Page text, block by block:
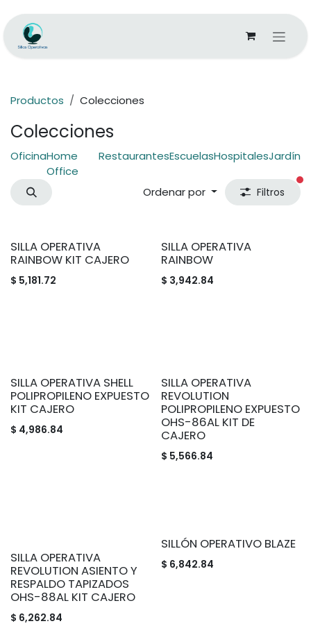
Productos Colecciones
Colecciones
OficinaHome
Office
RestaurantesEscuelasHospitalesJardín
Ordenar por Filtros
SILLA OPERATIVA
RAINBOW KIT CAJERO
$ 5,181.72
SILLA OPERATIVA
RAINBOW
$ 3,942.84
SILLA OPERATIVA SHELL
POLIPROPILENO EXPUESTO
KIT CAJERO
$ 4,986.84
SILLA OPERATIVA
REVOLUTION
POLIPROPILENO EXPUESTO
OHS-86AL KIT DE
CAJERO
$ 5,566.84
SILLA OPERATIVA
REVOLUTION ASIENTO Y
RESPALDO TAPIZADOS
OHS-88AL KIT CAJERO
$ 6,262.84
SILLÓN OPERATIVO BLAZE
$ 6,842.84